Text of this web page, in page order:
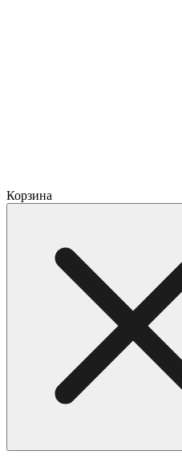
Корзина